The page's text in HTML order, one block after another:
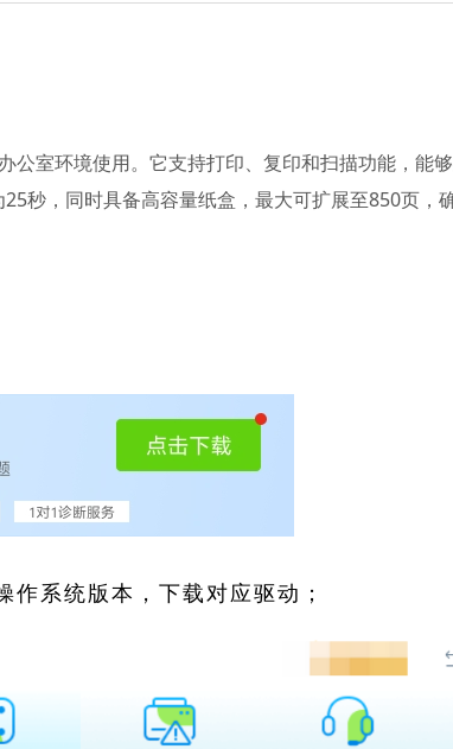
公室环境使用。它支持打印、复印和扫描功能，能
秒，同时具备高容量纸盒，最大可扩展至850页，
作系统版本，下载对应驱动；